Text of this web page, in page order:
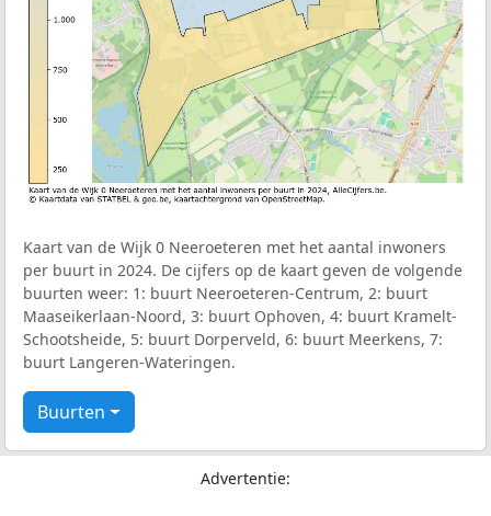
Kaart van de Wijk 0 Neeroeteren met het aantal inwoners
per buurt in 2024. De cijfers op de kaart geven de volgende
buurten weer: 1: buurt Neeroeteren-Centrum, 2: buurt
Maaseikerlaan-Noord, 3: buurt Ophoven, 4: buurt Kramelt-
Schootsheide, 5: buurt Dorperveld, 6: buurt Meerkens, 7:
buurt Langeren-Wateringen.
Buurten
Advertentie: